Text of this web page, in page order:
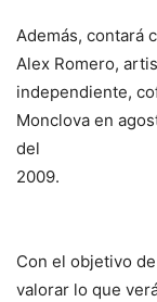
Además, contará
Alex Romero,
independiente,
Monclova en
del
2009.
Con el objetivo
valorar lo que